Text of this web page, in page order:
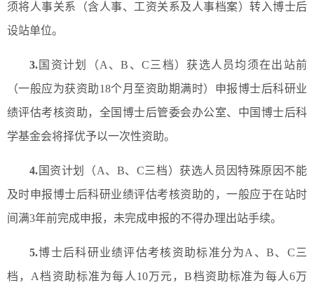
须将人事关系（含人事、工资关系及人事档案）转入博士后
设站单位。
3. 国资计划（A、B、C三档）获选人员均须在出站前
（一般应为获资助18个月至资助期满时）申报博士后科研业
绩评估考核资助，全国博士后管委会办公室、中国博士后科
学基金会将择优予以一次性资助。
4. 国资计划（A、B、C三档）获选人员因特殊原因不能
及时申报博士后科研业绩评估考核资助的，一般应于在站时
间满3年前完成申报，未完成申报的不得办理出站手续。
5.博士后科研业绩评估考核资助标准分为A、B、C三
档，A档资助标准为每人10万元，B档资助标准为每人6万